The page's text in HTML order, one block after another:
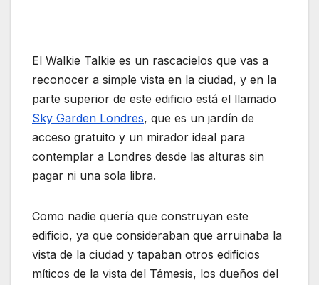
El Walkie Talkie es un rascacielos que vas a
reconocer a simple vista en la ciudad, y en la
parte superior de este edificio está el llamado
Sky Garden Londres, que es un jardín de
acceso gratuito y un mirador ideal para
contemplar a Londres desde las alturas sin
pagar ni una sola libra.
Como nadie quería que construyan este
edificio, ya que consideraban que arruinaba la
vista de la ciudad y tapaban otros edificios
míticos de la vista del Támesis, los dueños del